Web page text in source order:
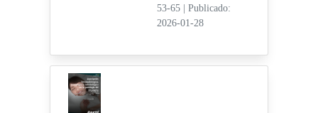
53-65
Publicado:
2026-01-28